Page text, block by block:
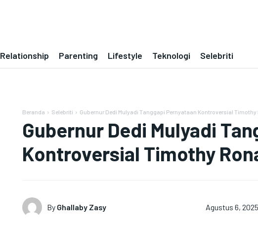
Relationship Parenting Lifestyle Teknologi Selebriti
Beranda Selebriti Gubernur Dedi Mulyadi Tanggapi Pernyataan Kontroversial Timothy
Gubernur Dedi Mulyadi
Kontroversial Timothy
By Ghallaby Zasy Agustus 6, 2025